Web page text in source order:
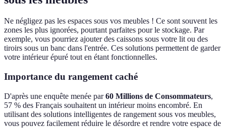
Ne négligez pas les espaces sous vos meubles ! Ce sont souvent les
zones les plus ignorées, pourtant parfaites pour le stockage. Par
exemple, vous pourriez ajouter des caissons sous votre lit ou des
tiroirs sous un banc dans l'entrée. Ces solutions permettent de garder
votre intérieur épuré tout en étant fonctionnelles.
Importance du rangement caché
D'après une enquête menée par60 Millions de Consommateurs,
57 % des Français souhaitent un intérieur moins encombré. En
utilisant des solutions intelligentes de rangement sous vos meubles,
vous pouvez facilement réduire le désordre et rendre votre espace de